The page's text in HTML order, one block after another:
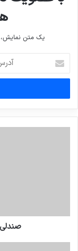
یک متن
ایمیل
خود
وارد
کنید